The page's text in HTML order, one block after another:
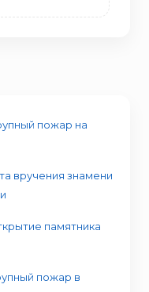
пожар на
вручения знамени
памятника
пожар в